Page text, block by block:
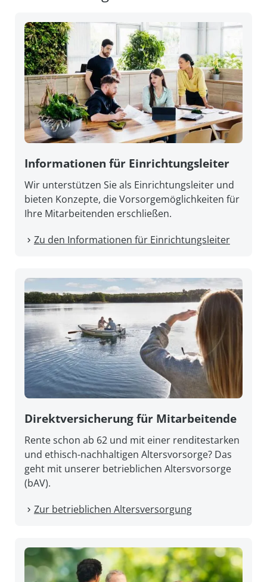
Informationen für Einrichtungsleiter
Wir unterstützen Sie als Einrichtungsleiter und
bieten Konzepte, die Vorsorgemöglichkeiten für
Ihre Mitarbeitenden erschließen.
Zu den Informationen für Einrichtungsleiter
Direkt­versicherung für Mitarbeitende
Rente schon ab 62 und mit einer renditestarken
und ethisch-nachhaltigen Altersvorsorge? Das
geht mit unserer betrieblichen Altersvorsorge
(bAV).
Zur betrieblichen Altersversorgung